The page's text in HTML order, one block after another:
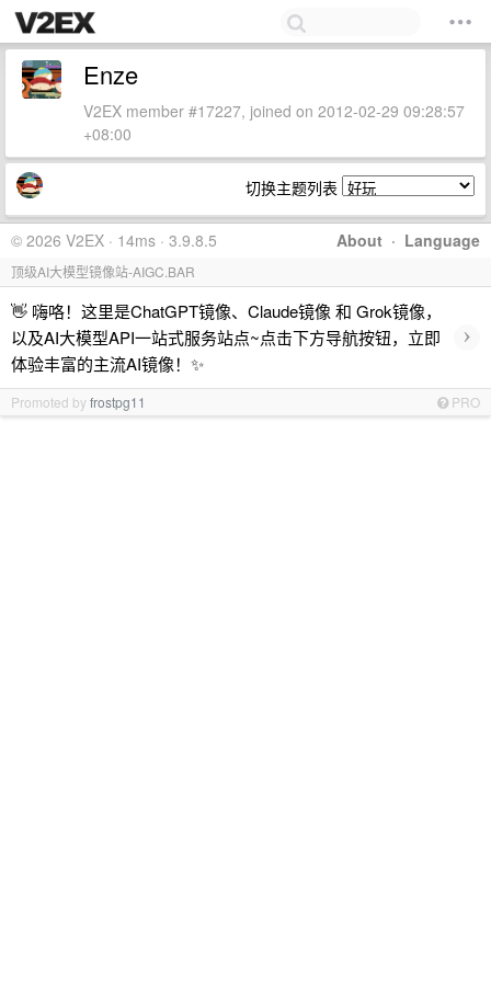
Enze
V2EX member #17227, joined on 2012-02-29 09:28:57
+08:00
切换主题列表
About · Language
© 2026 V2EX · 14ms · 3.9.8.5
顶级AI大模型镜像站-AIGC.BAR
👋 嗨咯！这里是ChatGPT镜像、Claude镜像 和 Grok镜像，
以及AI大模型API一站式服务站点~点击下方导航按钮，立即
体验丰富的主流AI镜像！✨
›
Promoted byfrostpg11 PRO